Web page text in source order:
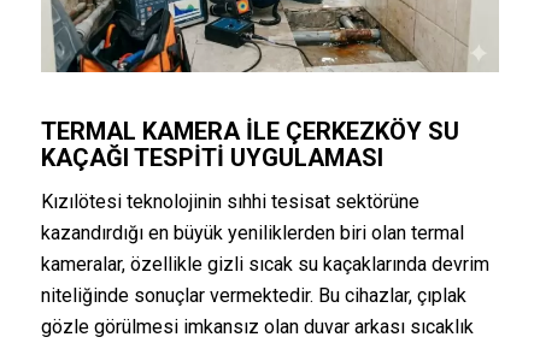
TERMAL KAMERA ILE ÇERKEZKÖY SU
KAÇAĞI TESPITI UYGULAMASI
Kızılötesi teknolojinin sıhhi tesisat sektörüne
kazandırdığı en büyük yeniliklerden biri olan termal
kameralar, özellikle gizli sıcak su kaçaklarında devrim
niteliğinde sonuçlar vermektedir. Bu cihazlar, çıplak
gözle görülmesi imkansız olan duvar arkası sıcaklık